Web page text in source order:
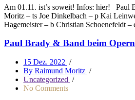
Am 01.11. ist’s soweit! Infos: hier! Paul
Moritz – ts Joe Dinkelbach – p Kai
Hagemeister – b Christian Schoenefeldt
Paul Brady & Band beim
15 Dez. 2022 /
By Raimund Moritz /
Uncategorized /
No Comments